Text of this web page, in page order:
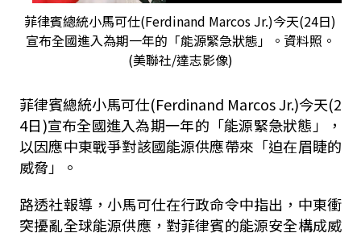
菲律賓總統小馬可仕(Ferdinand Marcos Jr.)今天(24日)
宣布全國進入為期一年的「能源緊急狀態」。資料照。
(美聯社/達志影像)
菲律賓總統小馬可仕(Ferdinand Marcos Jr.)今天(2
4日)宣布全國進入為期一年的「能源緊急狀態」，
以因應中東戰爭對該國能源供應帶來「迫在眉睫的
威脅」。
路透社報導，小馬可仕在行政命令中指出，中東衝
突擾亂全球能源供應，對菲律賓的能源安全構成威